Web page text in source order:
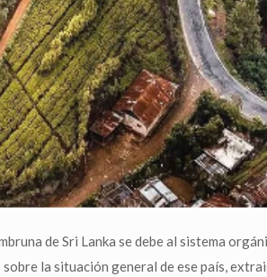
de Sri Lanka se debe al sistema
la situación general de ese país,